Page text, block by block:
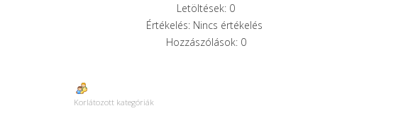
Letöltések: 0
Értékelés: Nincs értékelés
Hozzászólások: 0
Korlátozott kategóriák